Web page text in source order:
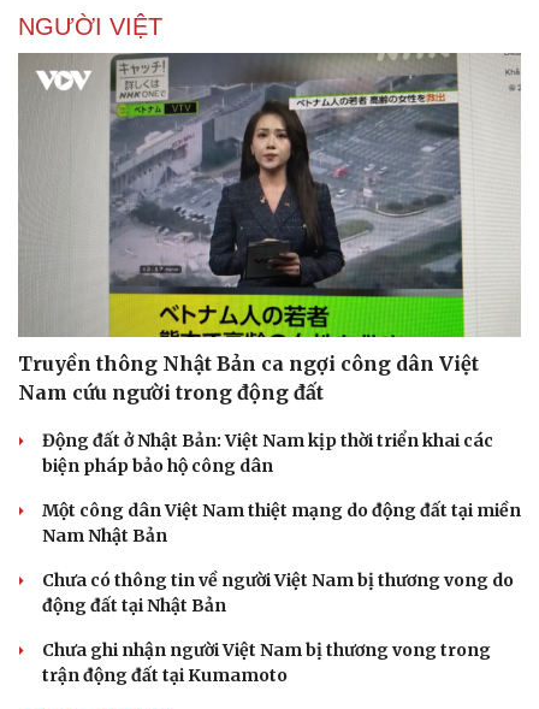
NGƯỜI VIỆT
Truyền thông Nhật Bản ca ngợi công dân Việt
Nam cứu người trong động đất
Động đất ở Nhật Bản: Việt Nam kịp thời triển khai các
biện pháp bảo hộ công dân
Một công dân Việt Nam thiệt mạng do động đất tại miền
Nam Nhật Bản
Chưa có thông tin về người Việt Nam bị thương vong do
động đất tại Nhật Bản
Chưa ghi nhận người Việt Nam bị thương vong trong
trận động đất tại Kumamoto